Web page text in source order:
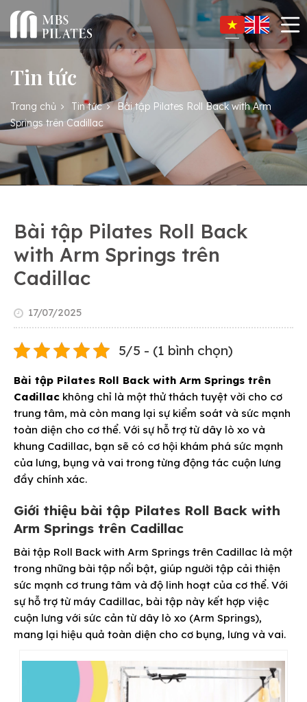
Tin tức
Trang chủ Tin tức
Bài tập Pilates Roll Back with Arm
Springs trên Cadillac
Bài tập Pilates Roll Back
with Arm Springs trên
Cadillac
17/07/2025
5/5 - (1 bình chọn)
Bài tập Pilates Roll Back with Arm Springs trên
Cadillac không chỉ là một thử thách tuyệt vời cho cơ
trung tâm, mà còn mang lại sự kiểm soát và sức mạnh
toàn diện cho cơ thể. Với sự hỗ trợ từ dây lò xo và
khung Cadillac, bạn sẽ có cơ hội khám phá sức mạnh
của lưng, bụng và vai trong từng động tác cuộn lưng
đầy chính xác.
Giới thiệu bài tập Pilates Roll Back with
Arm Springs trên Cadillac
Bài tập Roll Back with Arm Springs trên Cadillac là một
trong những bài tập nổi bật, giúp người tập cải thiện
sức mạnh cơ trung tâm và độ linh hoạt của cơ thể. Với
sự hỗ trợ từ máy Cadillac, bài tập này kết hợp việc
cuộn lưng với sức cản từ dây lò xo (Arm Springs),
mang lại hiệu quả toàn diện cho cơ bụng, lưng và vai.